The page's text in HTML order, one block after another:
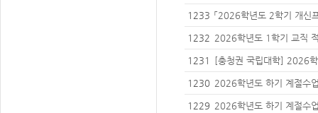
학 안내(5차)
1233 「2026학년도 2학기 개신
내
1232 2026학년도 1학기 교직
청 안내
1231
[충청권 국립대학] 2026
대학교 학점 교류 안내
1230 2026학년도 하기 계절수
학 안내(3차)
1229 2026학년도 하기 계절수